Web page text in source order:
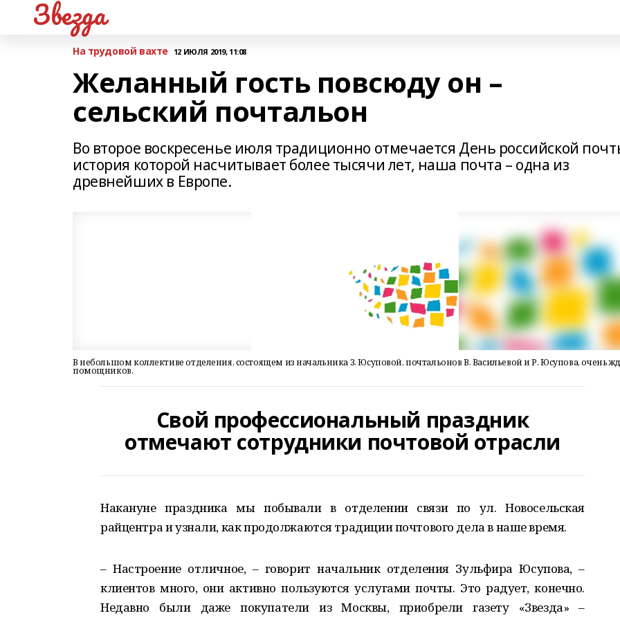
Звезда
На трудовой вахте 12 ИЮЛЯ 2019, 11:08
Желанный гость повсюду он –
сельский почтальон
Во второе воскресенье июля традиционно отмечается День российской
история которой насчитывает более тысячи лет, наша почта – одна из
древнейших в Европе.
В небольшом коллективе отделения, состоящем из начальника З. Юсуповой, почтальонов В. Васильевой и Р. Юсупова, очень
помощников.
Свой профессиональный праздник
отмечают сотрудники почтовой отрасли
Накануне праздника мы побывали в отделении связи по ул. Новосельская
райцентра и узнали, как продолжаются традиции почтового дела в наше время.
– Настроение отличное, – говорит начальник отделения Зульфира Юсупова, –
клиентов много, они активно пользуются услугами почты. Это радует, конечно.
Недавно были даже покупатели из Москвы, приобрели газету «Звезда» –